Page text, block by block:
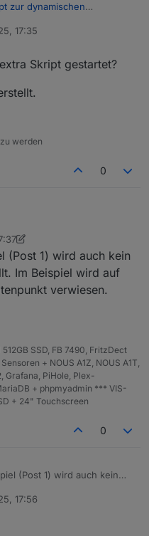
zur dynamischen
17:35
Skript gestartet?
werden
0
erstellt.
2025, 18:37
(Post 1) wird auch kein
Im Beispiel wird auf
verwiesen.
SSD, FB 7490, FritzDect
+ NOUS A1Z, NOUS A1T,
Grafana, PiHole, Plex-
+ phpmyadmin *** VIS-
+ 24" Touchscreen
0
(Post 1) wird auch kein
verwiesen.
17:56